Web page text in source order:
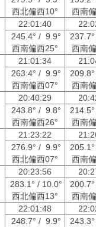
西北偏西10°
西南
22:01:40
245.4° / 9.9°
西南偏西25°
西南
21:01:34
263.4° / 9.9°
西南偏西07°
西南
20:40:29
243.8° / 9.8°
西南偏西26°
西南
21:23:22
276.9° / 9.9°
西北偏西07°
西南
20:23:56
283.1° / 10.0°
西北偏西13°
西南
22:01:48
248.7° / 9.9°